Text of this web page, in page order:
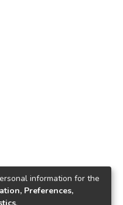
information for the
Preferences,